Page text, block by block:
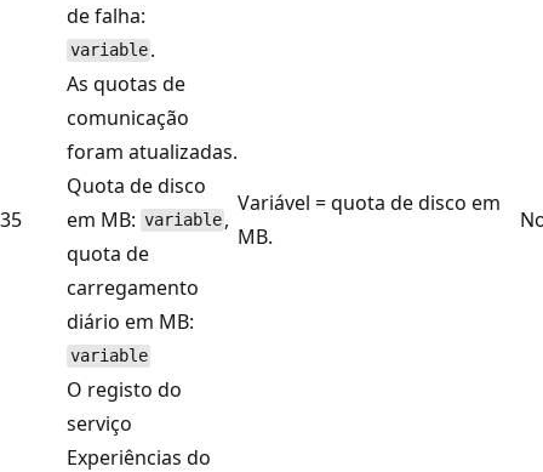
de falha:
variable .
35
As quotas de
comunicação
foram atualizadas.
Quota de disco
em MB: variable ,
quota de
carregamento
diário em MB:
variable
Variável = quota de disco em
MB.
O registo do
serviço
Experiências do